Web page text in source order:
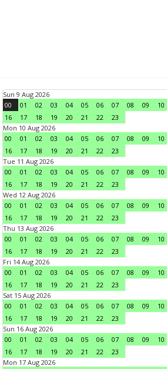
Sun 9 Aug 2026
00
01 02 03 04 05 06 07 08 09 10
16
17 18 19 20 21 22
23
Mon 10 Aug 2026
00
01 02 03 04 05 06 07 08 09 10
16
17 18 19 20 21 22
23
Tue 11 Aug 2026
00
01 02 03 04 05 06 07 08 09 10
16
17 18 19 20 21 22
23
Wed 12 Aug 2026
00
01 02 03 04 05 06 07 08 09 10
16
17 18 19 20 21 22
23
Thu 13 Aug 2026
00
01 02 03 04 05 06 07 08 09 10
16
17 18 19 20 21 22
23
Fri 14 Aug 2026
00
01 02 03 04 05 06 07 08 09 10
16
17 18 19 20 21 22
23
Sat 15 Aug 2026
00
01 02 03 04 05 06 07 08 09 10
16
17 18 19 20 21 22
23
Sun 16 Aug 2026
00
01 02 03 04 05 06 07 08 09 10
16
17 18 19 20 21 22
23
Mon 17 Aug 2026